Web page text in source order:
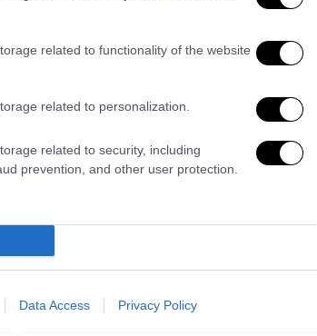
related to functionality of the website
related to personalization.
related to security, including
prevention, and other user protection.
Data Access Privacy Policy
18:00
όρος που έβαζε
ταινίες του ο Θανάσης
από τις δουλειές του
10:19